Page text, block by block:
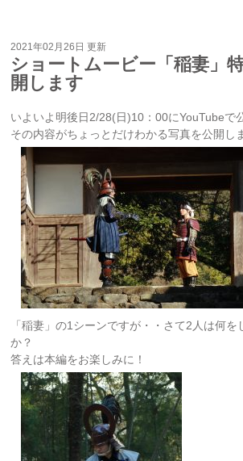
2021年02月26日 更新
ショートムービー「稲妻」
開します
いよいよ明後日2/28(日)10：00にYouTubeで
その内容がちょっとだけわかる写真を公開し
「稲妻」の1シーンですが・・さて2人は何を
か？
答えは本編をお楽しみに！